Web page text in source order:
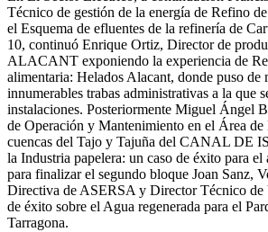
Técnico de gestión de la energía de Refino
el Esquema de efluentes de la refinería de
10, continuó Enrique Ortiz, Director de
ALACANT exponiendo la experiencia de
alimentaria: Helados Alacant, donde puso de
innumerables trabas administrativas a la que
instalaciones. Posteriormente Miguel Ángel
de Operación y Mantenimiento en el Área de
cuencas del Tajo y Tajuña del CANAL DE
la Industria papelera: un caso de éxito para el
para finalizar el segundo bloque Joan Sanz,
Directiva de ASERSA y Director Técnico de
de éxito sobre el Agua regenerada para el
Tarragona.